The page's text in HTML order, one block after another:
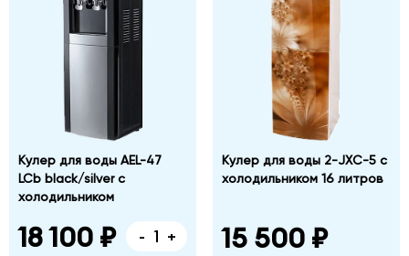
корпус
Кулер для воды AEL-47
LCb black/silver с
холодильником
18 100 ₽ - +
Кулер для воды 2-JXC-5 с
холодильником 16 литров
15 500 ₽